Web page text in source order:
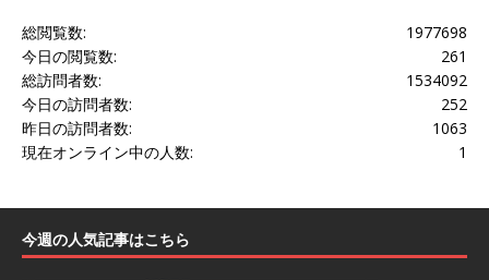
1977698
総閲覧数:
261
今日の閲覧数:
1534092
総訪問者数:
252
今日の訪問者数:
1063
昨日の訪問者数:
1
現在オンライン中の人数:
今週の人気記事はこちら